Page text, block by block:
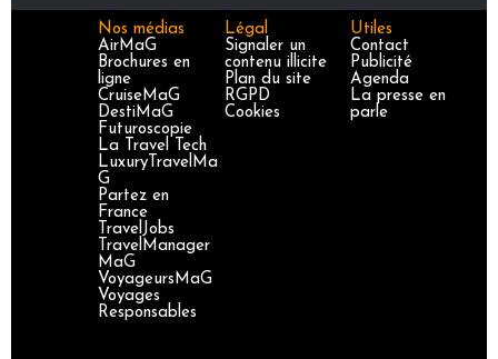
Nos médias
AirMaG
Brochures en
ligne
CruiseMaG
DestiMaG
Futuroscopie
La Travel Tech
LuxuryTravelMa
G
Partez en
France
TravelJobs
TravelManager
MaG
VoyageursMaG
Voyages
Responsables
Légal
Signaler un
contenu illicite
Plan du site
RGPD
Cookies
Utiles
Contact
Publicité
Agenda
La presse en
parle